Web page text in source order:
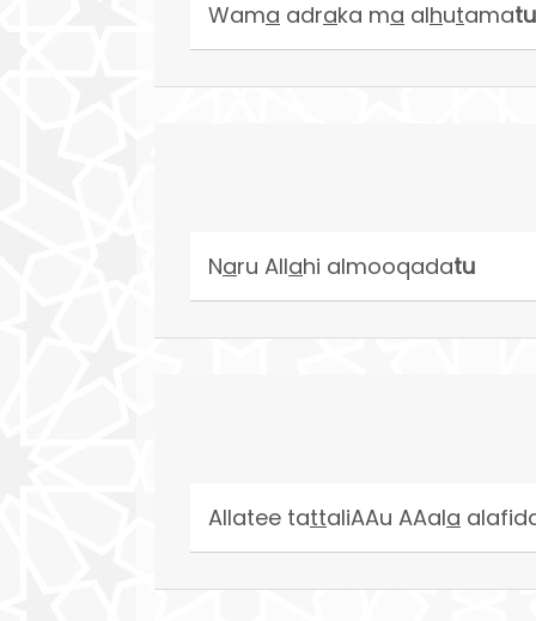
Wama adraka ma alhutamatu
Naru Allahi almooqadatu
Allatee tattaliAAu AAala